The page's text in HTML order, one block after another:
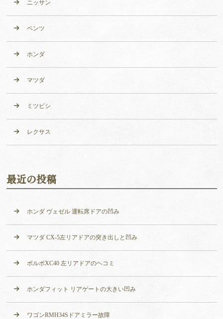
ニッサン
ベンツ
ホンダ
マツダ
ミツビシ
レクサス
最近の投稿
ホンダ ヴェゼル 運転席ドアの凹み
マツダ CX-5左リアドアの突き出しと凹み
ボルボXC40 左リアドアのヘコミ
ホンダフィット リアゲートの大きい凹み
ワゴンRMH34Sドアミラー故障